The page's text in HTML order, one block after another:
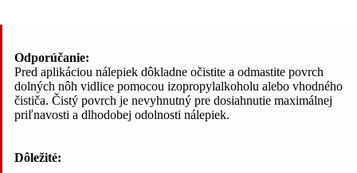
Odporúčanie:
Pred aplikáciou nálepiek dôkladne očistite a odmastite povrch
dolných nôh vidlice pomocou izopropylalkoholu alebo vhodného
čističa. Čistý povrch je nevyhnutný pre dosiahnutie maximálnej
priľnavosti a dlhodobej odolnosti nálepiek.
Dôležité: